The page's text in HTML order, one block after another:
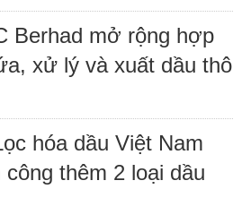
Berhad mở rộng hợp
xử lý và xuất dầu thô
hóa dầu Việt Nam
thêm 2 loại dầu